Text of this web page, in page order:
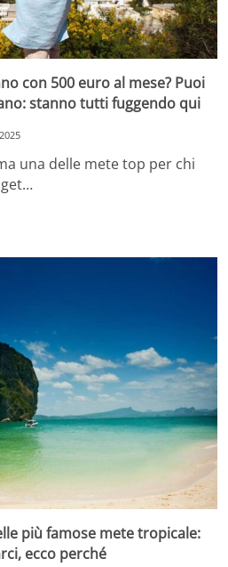
con 500 euro al mese? Puoi
stanno tutti fuggendo qui
una delle mete top per chi
più famose mete tropicale:
ecco perché